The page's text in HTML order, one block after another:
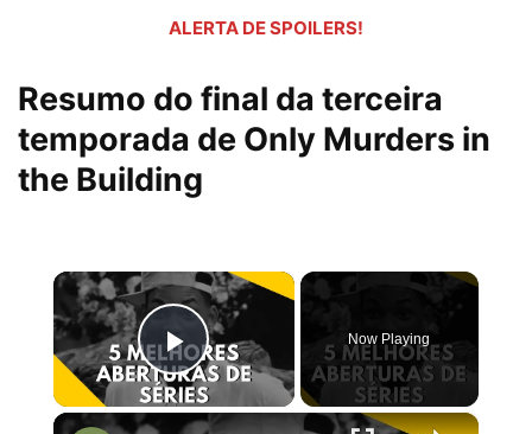
ALERTA DE SPOILERS!
Resumo do final da terceira
temporada de Only Murders in
the Building
×
Play Video
Now Playing
×